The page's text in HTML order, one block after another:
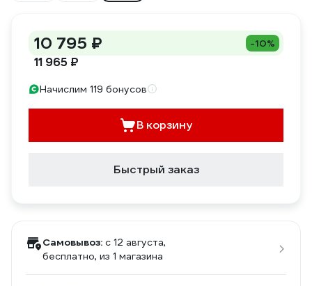
10 795 ₽ -10%
11 965 ₽
Начислим 119 бонусов
В корзину
Быстрый заказ
Самовывоз: c 12 августа,
бесплатно, из 1 магазина